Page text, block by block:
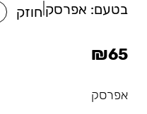
בטעם: אפרסק חוזק
₪65
אפרסק